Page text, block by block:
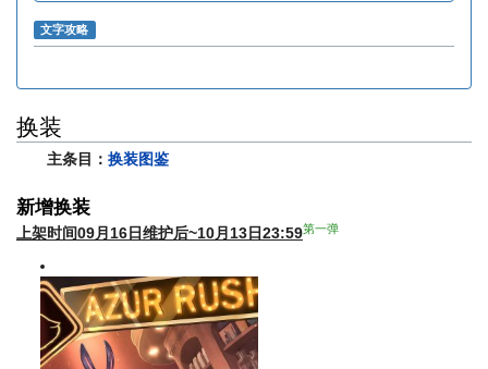
文字攻略
换装
主条目： 换装图鉴
新增换装
上架时间09月16日维护后~10月13日23:59第一弹